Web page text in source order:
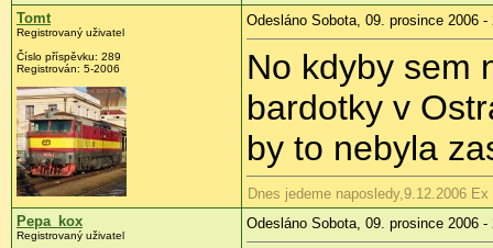
Tomt
Registrovaný uživatel
Číslo příspěvku: 289
Registrován: 5-2006
Odesláno Sobota, 09. prosince 2006 -
No kdyby sem
bardotky v
by to nebyla
Dnes jedeme naposledy,9.12.2006
Pepa_kox
Registrovaný uživatel
Odesláno Sobota, 09. prosince 2006 -